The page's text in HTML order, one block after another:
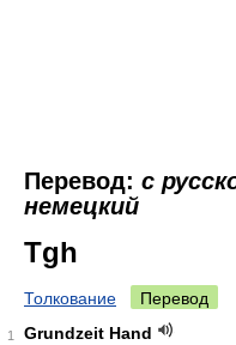
Перевод: с
немецкий
Tgh
Толкование Перевод
1
Grundzeit Hand